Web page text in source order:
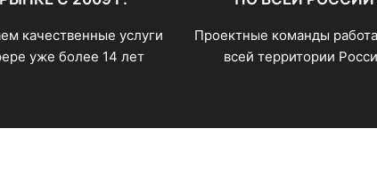
качественные услуги
уже более 14 лет
Проектные команды
всей территории